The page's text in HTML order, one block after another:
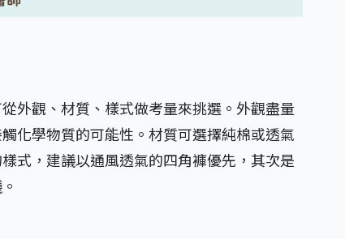
外觀、材質、樣式做考量來挑選。外觀盡量
化學物質的可能性。材質可選擇純棉或透氣
式，建議以通風透氣的四角褲優先，其次是